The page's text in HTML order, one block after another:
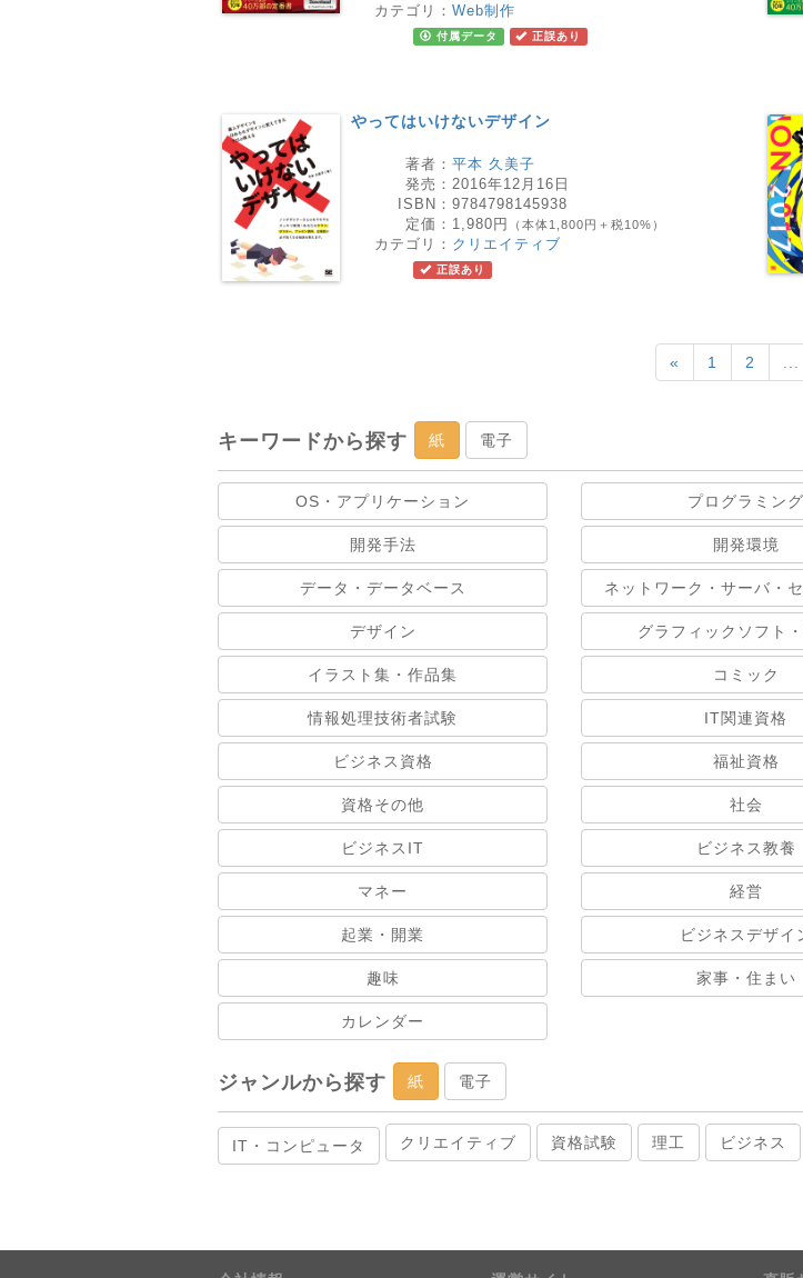
カテゴリ： Web制作
付属データ 正誤あり
やってはいけないデザイン
著者： 平本 久美子
発売： 2016年12月16日
ISBN： 9784798145938
定価： 1,980円 （本体1,800円＋税10%）
カテゴリ： クリエイティブ
正誤あり
« 1 2
キーワードから探す 紙 電子
OS・アプリケーション プログラミング
開発手法 開発環境
データ・データベース ネットワーク・サーバ・
デザイン グラフィックソフト
イラスト集・作品集 コミック
情報処理技術者試験 IT関連資格
ビジネス資格 福祉資格
資格その他 社会
ビジネスIT ビジネス教養
マネー 経営
起業・開業 ビジネスデザイ
趣味 家事・住まい
カレンダー
ジャンルから探す 紙 電子
IT・コンピュータ クリエイティブ 資格試験 理工 ビジネス